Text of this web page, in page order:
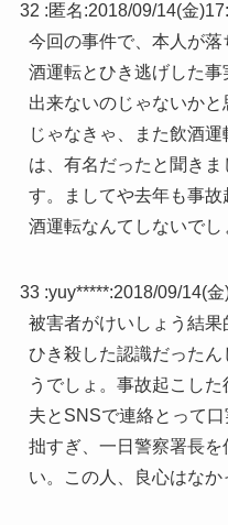
32 :匿名:2018/09/14(金
今回の事件で、本人が
酒運転とひき逃げした
出来ないのじゃないかと
じゃなきゃ、また飲酒
は、有名だったと聞き
す。ましてや去年も事
酒運転なんてしないでし
33 :yuy*****:2018/09/14(
被害者がけいしょう結
ひき殺した認識だった
うでしょ。事故起こした
夫とSNSで連絡とって
拙すぎ、一日警察署長
い。この人、良心はなか